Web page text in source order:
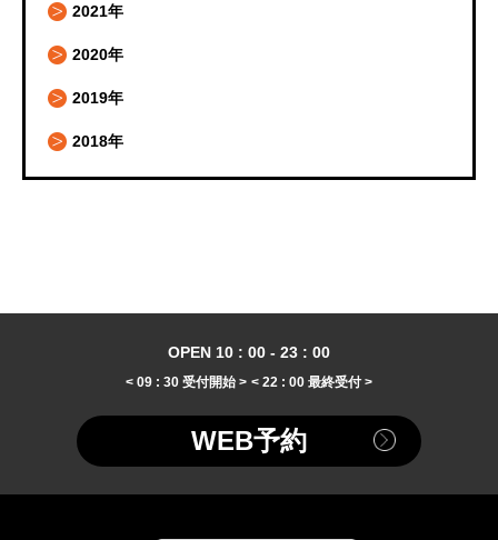
2021年
2020年
2019年
2018年
OPEN 10 : 00 - 23 : 00
< 09 : 30 受付開始 > < 22 : 00 最終受付 >
WEB予約